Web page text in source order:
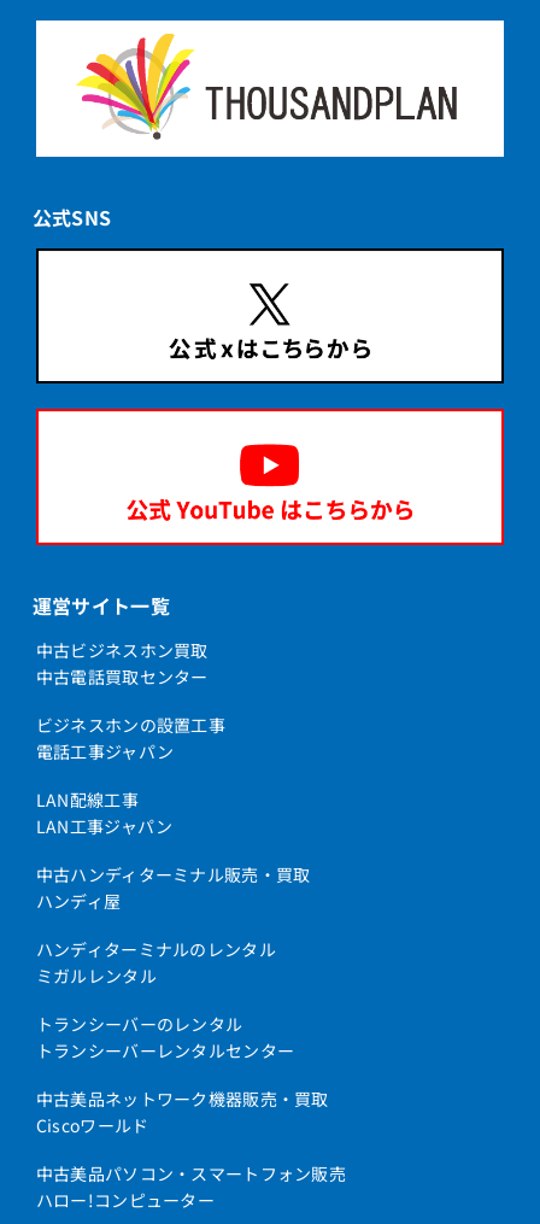
公式SNS
運営サイト一覧
中古ビジネスホン買取
中古電話買取センター
ビジネスホンの設置工事
電話工事ジャパン
LAN配線工事
LAN工事ジャパン
中古ハンディターミナル販売・買取
ハンディ屋
ハンディターミナルのレンタル
ミガルレンタル
トランシーバーのレンタル
トランシーバーレンタルセンター
中古美品ネットワーク機器販売・買取
Ciscoワールド
中古美品パソコン・スマートフォン販売
ハロー!コンピューター